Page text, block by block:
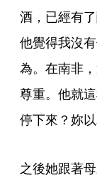
酒，已經有
他覺得我沒
為。在南非
尊重。他就
停下來？妳
之後她跟著